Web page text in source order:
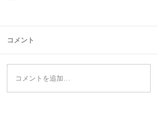
コメント
コメントを追加…